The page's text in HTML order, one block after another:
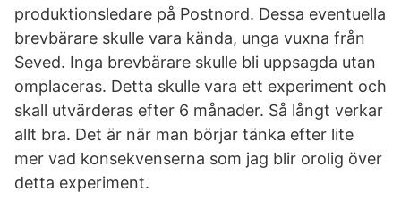
produktionsledare på Postnord. Dessa eventuella
brevbärare skulle vara kända, unga vuxna från
Seved. Inga brevbärare skulle bli uppsagda utan
omplaceras. Detta skulle vara ett experiment och
skall utvärderas efter 6 månader. Så långt verkar
allt bra. Det är när man börjar tänka efter lite
mer vad konsekvenserna som jag blir orolig över
detta experiment.